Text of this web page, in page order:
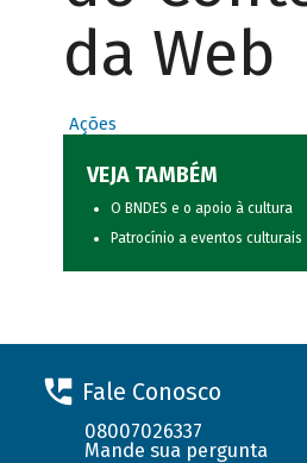
da Web
Ações
VEJA TAMBÉM
O BNDES e o apoio à cultura
Patrocínio a eventos culturais
Fale Conosco
08007026337
Mande sua pergunta